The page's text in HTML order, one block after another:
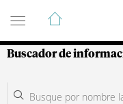
Guía de
Buscador de